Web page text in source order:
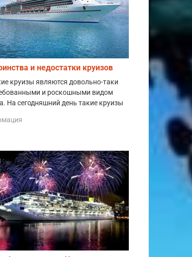
и недостатки круизов
круизы являются довольно-таки
и роскошными видом
На сегодняшний день такие круизы